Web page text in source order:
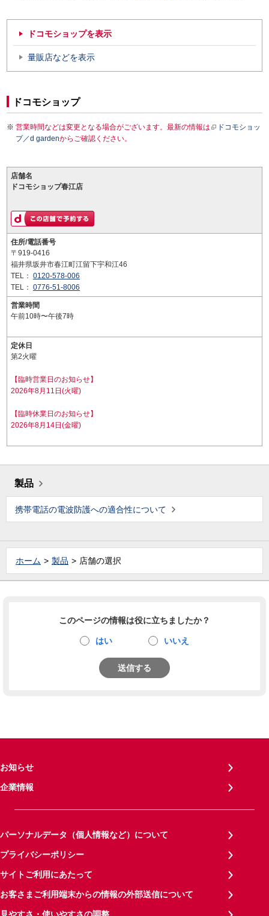
ドコモショップを表示
量販店などを表示
ドコモショップ
営業時間などは変更となる場合がございます。最新の情報は
ドコモショッ
プ／d gardenからご確認ください。
店舗名
ドコモショップ春江店
住所/電話番号
〒919-0416
福井県坂井市春江町江留下宇和江46
TEL： 0120-578-006
TEL： 0776-51-8006
営業時間
午前10時〜午後7時
定休日
第2火曜
【臨時営業日のお知らせ】
2026年8月11日(火曜)
【臨時休業日のお知らせ】
2026年8月14日(金曜)
製品
携帯電話の電波防護への適合性について
ホーム 製品 店舗の選択
このページの情報は役に立ちましたか？
はい いいえ
送信する
お知らせ
企業情報
パーソナルデータ（個人情報など）について
プライバシーポリシー
サイトご利用にあたって
お客さまご利用端末からの情報の外部送信について